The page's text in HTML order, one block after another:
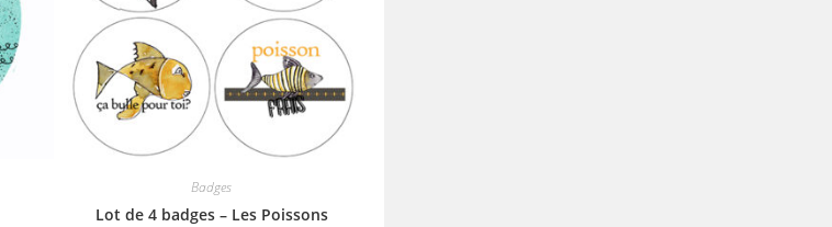
Badges
Lot de 4 badges – Les Poissons